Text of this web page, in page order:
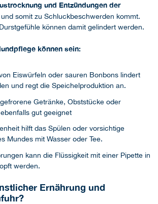
und Entzündungen der
und somit zu Schluckbeschwerden kommt.
können damit gelindert werden.
können sein:
Eiswürfeln oder sauren Bonbons lindert
und regt die Speichelproduktion an.
Getränke, Obststücke oder
gut geeignet
hilft das Spülen oder vorsichtige
Mundes mit Wasser oder Tee.
kann die Flüssigkeit mit einer Pipette in
werden.
Ernährung und